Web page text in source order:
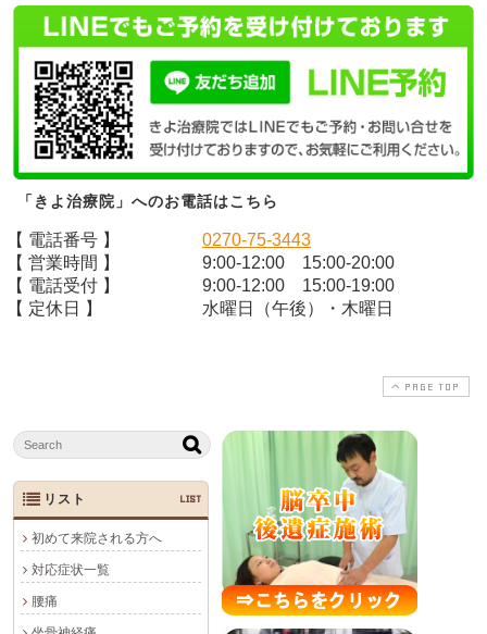
「きよ治療院」へのお電話はこちら
【 電話番号 】
0270-75-3443
【 営業時間 】
9:00-12:00 15:00-20:00
【 電話受付 】
9:00-12:00 15:00-19:00
【 定休日 】
水曜日（午後）・木曜日
PAGE TOP
リスト LIST
初めて来院される方へ
対応症状一覧
腰痛